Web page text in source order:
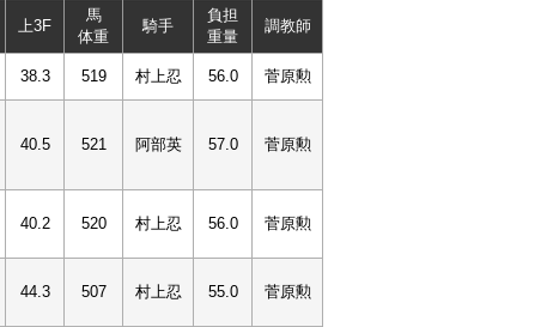
上3F
馬
体重
騎手
負担
重量
調教師
38.3 519 村上忍 56.0 菅原勲
40.5 521 阿部英 57.0 菅原勲
40.2 520 村上忍 56.0 菅原勲
44.3 507 村上忍 55.0 菅原勲